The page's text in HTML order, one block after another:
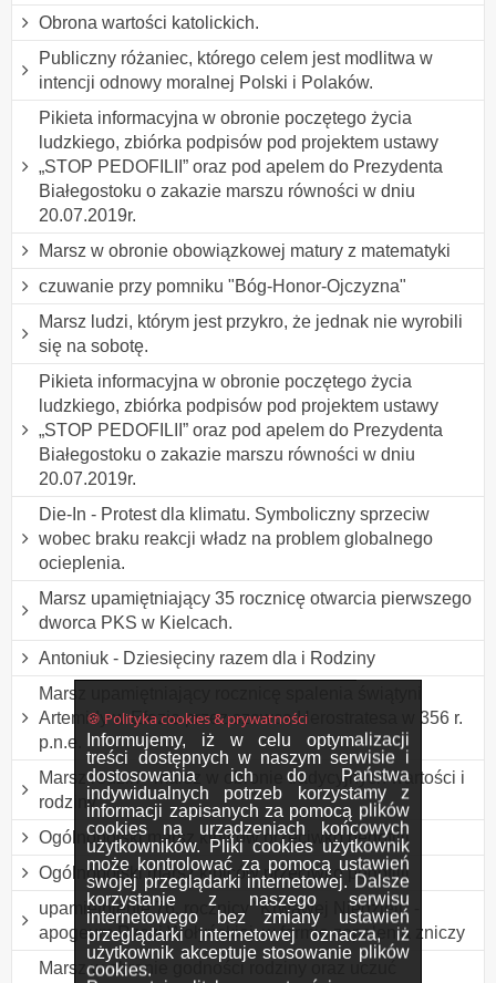
🍪 Polityka cookies & prywatności
Informujemy, iż w celu optymalizacji
treści dostępnych w naszym serwisie i
dostosowania ich do Państwa
indywidualnych potrzeb korzystamy z
informacji zapisanych za pomocą plików
cookies na urządzeniach końcowych
użytkowników. Pliki cookies użytkownik
może kontrolować za pomocą ustawień
swojej przeglądarki internetowej. Dalsze
korzystanie z naszego serwisu
internetowego bez zmiany ustawień
przeglądarki internetowej oznacza, iż
użytkownik akceptuje stosowanie plików
cookies.
Obrona wartości katolickich.
Publiczny różaniec, którego celem jest modlitwa w
intencji odnowy moralnej Polski i Polaków.
Pikieta informacyjna w obronie poczętego życia
ludzkiego, zbiórka podpisów pod projektem ustawy
„STOP PEDOFILII” oraz pod apelem do Prezydenta
Białegostoku o zakazie marszu równości w dniu
20.07.2019r.
Marsz w obronie obowiązkowej matury z matematyki
czuwanie przy pomniku "Bóg-Honor-Ojczyzna"
Marsz ludzi, którym jest przykro, że jednak nie wyrobili
się na sobotę.
Pikieta informacyjna w obronie poczętego życia
ludzkiego, zbiórka podpisów pod projektem ustawy
„STOP PEDOFILII” oraz pod apelem do Prezydenta
Białegostoku o zakazie marszu równości w dniu
20.07.2019r.
Die-In - Protest dla klimatu. Symboliczny sprzeciw
wobec braku reakcji władz na problem globalnego
ocieplenia.
Marsz upamiętniający 35 rocznicę otwarcia pierwszego
dworca PKS w Kielcach.
Antoniuk - Dziesięciny razem dla i Rodziny
Marsz upamiętniający rocznicę spalenia świątyni
Artemidy w Efezie przez szewca Herostratesa w 356 r.
p.n.e.
Marsz rodzin - marsz w obronie tradycyjnych wartości i
rodziny
Ogólnopolski marsz kibiców przeciwko pedofilii
Ogólnopolski marsz kibiców przeciwko pedofilii
upamiętnienie 76. rocznicy "Krwawej Niedzieli" -
apogeum Rzezi Wołyńskiej, w formie zapalenia zniczy
Marsz w obronie godności rodziny oraz uczuć